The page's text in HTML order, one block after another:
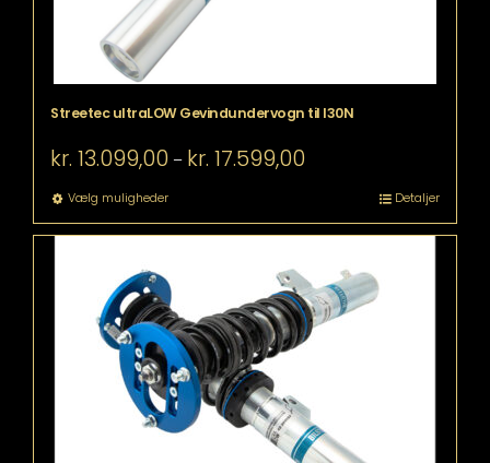
Streetec ultraLOW Gevindundervogn til I30N
kr. 13.099,00 – kr. 17.599,00
Vælg mulighederDette
vare
har
varianter.
Mulighederne
kan
vælges
på
varesiden
Detaljer